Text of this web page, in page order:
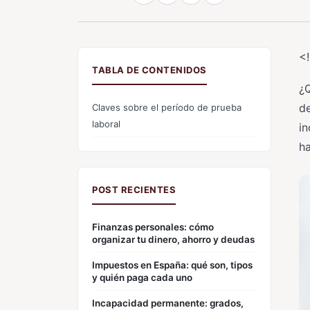
TABLA DE CONTENIDOS
Claves sobre el período de prueba
laboral
POST RECIENTES
Finanzas personales: cómo
organizar tu dinero, ahorro y deudas
Impuestos en España: qué son, tipos
y quién paga cada uno
Incapacidad permanente: grados,